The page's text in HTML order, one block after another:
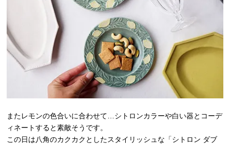
またレモンの色合いに合わせて…シトロンカラーや白い器とコーデ
ィネートすると素敵そうです。
この日は八角のカクカクとしたスタイリッシュな「シトロン ダブ